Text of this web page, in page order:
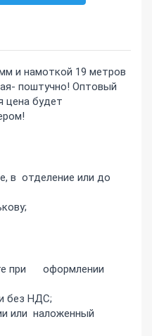
и намоткой 19 метров
поштучно! Оптовый
цена будет
в отделение или до
при оформлении
без НДС;
или наложенный